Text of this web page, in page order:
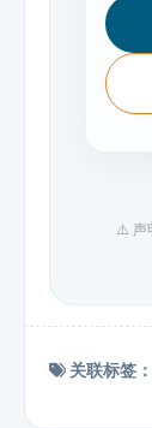
⚠️ 声
关联标签：